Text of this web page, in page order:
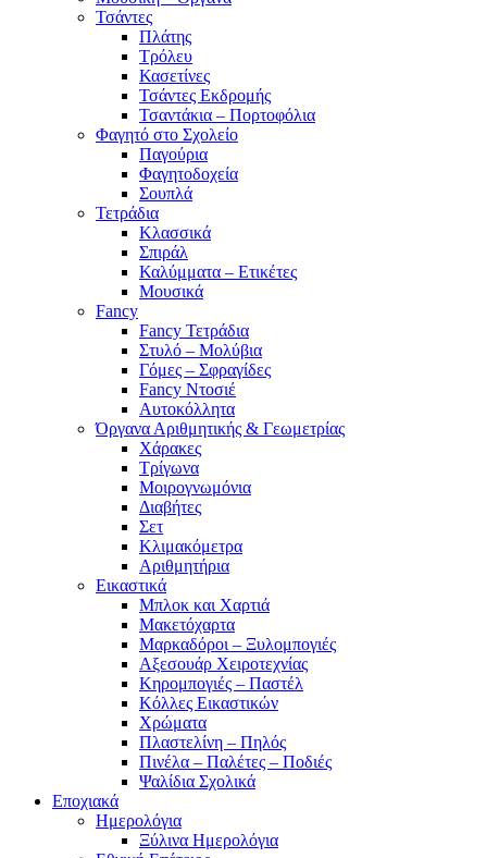
Τσάντες
Πλάτης
Τρόλευ
Κασετίνες
Τσάντες Εκδρομής
Τσαντάκια – Πορτοφόλια
Φαγητό στο Σχολείο
Παγούρια
Φαγητοδοχεία
Σουπλά
Τετράδια
Κλασσικά
Σπιράλ
Καλύμματα – Ετικέτες
Μουσικά
Fancy
Fancy Τετράδια
Στυλό – Μολύβια
Γόμες – Σφραγίδες
Fancy Ντοσιέ
Αυτοκόλλητα
Όργανα Αριθμητικής & Γεωμετρίας
Χάρακες
Τρίγωνα
Mοιρογνωμόνια
Διαβήτες
Σετ
Κλιμακόμετρα
Αριθμητήρια
Εικαστικά
Μπλοκ και Χαρτιά
Μακετόχαρτα
Μαρκαδόροι – Ξυλομπογιές
Αξεσουάρ Χειροτεχνίας
Κηρομπογιές – Παστέλ
Κόλλες Εικαστικών
Χρώματα
Πλαστελίνη – Πηλός
Πινέλα – Παλέτες – Ποδιές
Ψαλίδια Σχολικά
Εποχιακά
Ημερολόγια
Ξύλινα Ημερολόγια